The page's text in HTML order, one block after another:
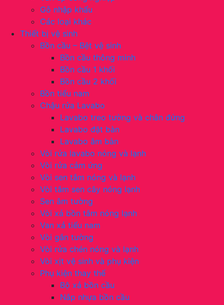
Gỗ nhập khẩu
Các loại khác
Thiết bị vệ sinh
Bồn cầu – Bệt vệ sinh
Bồn cầu thông minh
Bồn cầu 1 khối
Bồn cầu 2 khối
Bồn tiểu nam
Chậu rửa Lavabo
Lavabo treo tường và chân đứng
Lavabo đặt bàn
Lavabo âm bàn
Vòi rửa lavabo nóng và lạnh
Vòi rửa cảm ứng
Vòi sen tắm nóng và lạnh
Vòi tắm sen cây nóng lạnh
Sen âm tường
Vòi xả bồn tắm nóng lạnh
Van xả tiểu nam
Vòi gắn tường
Vòi rửa chén nóng và lạnh
Vòi xịt vệ sinh và phụ kiện
Phụ kiện thay thế
Bộ xả bồn cầu
Nắp nhựa bồn cầu